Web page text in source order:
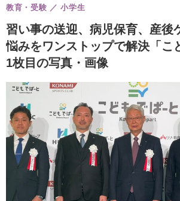
習い事の送迎、病児保育、産
悩みをワンストップで解決「こ
1枚目の写真・画像
教育・受験 小学生